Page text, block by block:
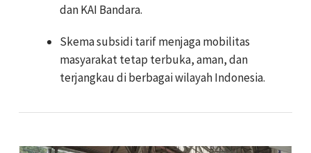
dan KAI Bandara.
Skema subsidi tarif menjaga mobilitas
masyarakat tetap terbuka, aman, dan
terjangkau di berbagai wilayah Indonesia.